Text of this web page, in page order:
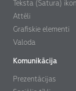
Teksta (Satura)
Attēli
Grafiskie elementi
Valoda
Komunikācija
Prezentācijas